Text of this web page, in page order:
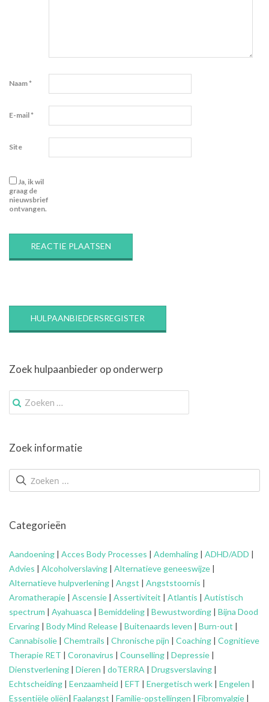
Naam*
E-mail*
Site
Ja, ik wil
graag de
nieuwsbrief
ontvangen.
HULPAANBIEDERSREGISTER
Zoek hulpaanbieder op onderwerp
Zoek
naar:
Zoek informatie
Categorieën
Aandoening | Acces Body Processes | Ademhaling | ADHD/ADD |
Advies | Alcoholverslaving | Alternatieve geneeswijze |
Alternatieve hulpverlening | Angst | Angststoornis |
Aromatherapie | Ascensie | Assertiviteit | Atlantis | Autistisch
spectrum | Ayahuasca | Bemiddeling | Bewustwording | Bijna Dood
Ervaring | Body Mind Release | Buitenaards leven | Burn-out |
Cannabisolie | Chemtrails | Chronische pijn | Coaching | Cognitieve
Therapie RET | Coronavirus | Counselling | Depressie |
Dienstverlening | Dieren | doTERRA | Drugsverslaving |
Echtscheiding | Eenzaamheid | EFT | Energetisch werk | Engelen |
Essentiële oliën| Faalangst | Familie-opstellingen | Fibromyalgie |